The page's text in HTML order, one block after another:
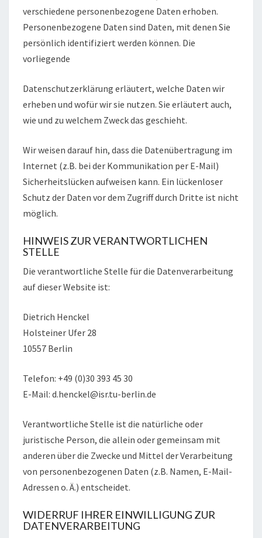
verschiedene personenbezogene Daten erhoben.
Personenbezogene Daten sind Daten, mit denen Sie
persönlich identifiziert werden können. Die
vorliegende
Datenschutzerklärung erläutert, welche Daten wir
erheben und wofür wir sie nutzen. Sie erläutert auch,
wie und zu welchem Zweck das geschieht.
Wir weisen darauf hin, dass die Datenübertragung im
Internet (z.B. bei der Kommunikation per E-Mail)
Sicherheitslücken aufweisen kann. Ein lückenloser
Schutz der Daten vor dem Zugriff durch Dritte ist nicht
möglich.
HINWEIS ZUR VERANTWORTLICHEN
STELLE
Die verantwortliche Stelle für die Datenverarbeitung
auf dieser Website ist:
Dietrich Henckel
Holsteiner Ufer 28
10557 Berlin
Telefon: +49 (0)30 393 45 30
E-Mail: d.henckel@isr.tu-berlin.de
Verantwortliche Stelle ist die natürliche oder
juristische Person, die allein oder gemeinsam mit
anderen über die Zwecke und Mittel der Verarbeitung
von personenbezogenen Daten (z.B. Namen, E-Mail-
Adressen o. Ä.) entscheidet.
WIDERRUF IHRER EINWILLIGUNG ZUR
DATENVERARBEITUNG